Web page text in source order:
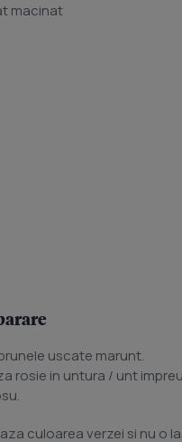
macinat
uscate marunt.
rosie in untura / unt
culoarea verzei si nu o